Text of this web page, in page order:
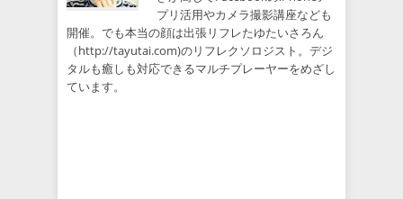
プリ活用やカメラ撮影講座なども
開催。でも本当の顔は出張リフレたゆたいさろん
（http://tayutai.com)のリフレクソロジスト。デジ
タルも癒しも対応できるマルチプレーヤーをめざし
ています。